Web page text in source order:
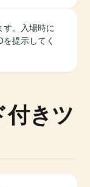
す。入場時に
提示してく
きツ